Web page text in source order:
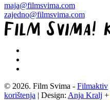
Kino
Mediteran
projekcija
u
kinu
Bačvice”
maja@filmsvima.com
zajedno@filmsvima.com
© 2026. Film Svima - Filmaktiv
korištenja | Design: Anja Kralj +